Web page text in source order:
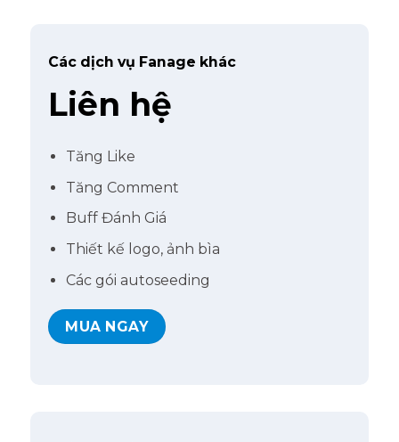
Các dịch vụ Fanage khác
Liên hệ
Tăng Like
Tăng Comment
Buff Đánh Giá
Thiết kế logo, ảnh bìa
Các gói autoseeding
MUA NGAY